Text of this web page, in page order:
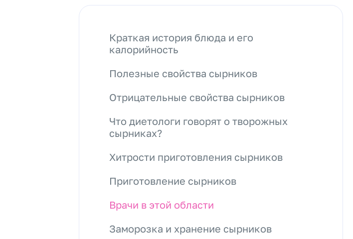
Краткая история блюда и его
калорийность
Полезные свойства сырников
Отрицательные свойства сырников
Что диетологи говорят о творожных
сырниках?
Хитрости приготовления сырников
Приготовление сырников
Врачи в этой области
Заморозка и хранение сырников